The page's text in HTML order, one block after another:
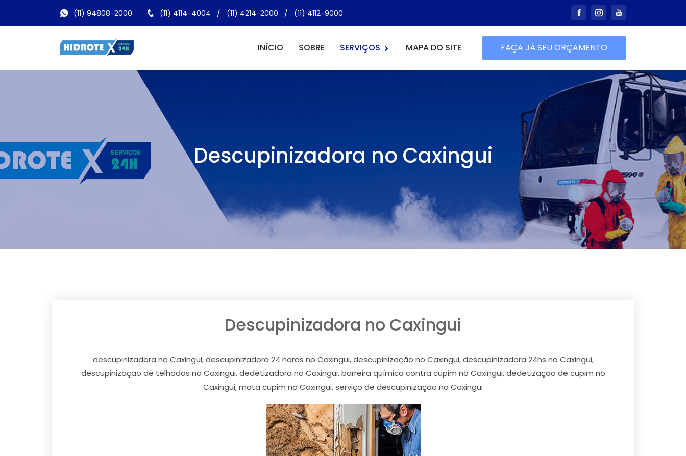
(11) 94808-2000 (11) 4114-4004 / (11) 4214-2000 / (11) 4112-9000
INÍCIO SOBRE SERVIÇOS MAPA DO SITE FAÇA JÁ SEU ORÇAMENTO
Descupinizadora no Caxingui
Descupinizadora no Caxingui
descupinizadora no Caxingui, descupinizadora 24 horas no Caxingui, descupinização no Caxingui, descupinizadora 24hs no Caxingui,
descupinização de telhados no Caxingui, dedetizadora no Caxingui, barreira química contra cupim no Caxingui, dedetização de cupim no
Caxingui, mata cupim no Caxingui, serviço de descupinização no Caxingui